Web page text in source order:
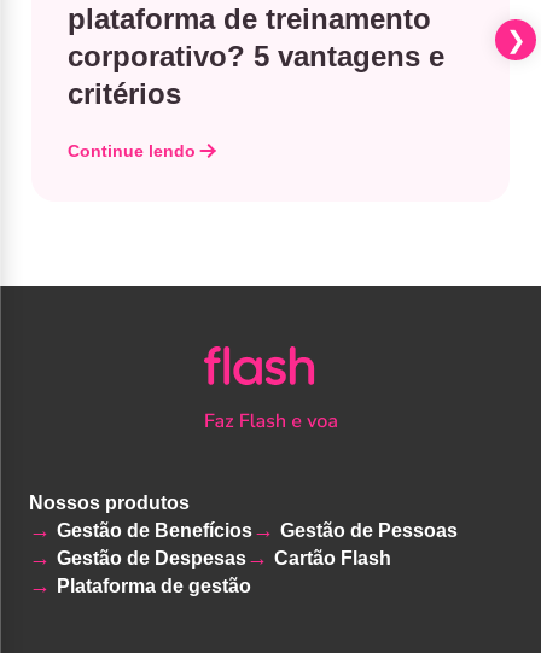
plataforma de treinamento
corporativo? 5 vantagens e
critérios
Continue lendo
Nossos produtos
Gestão de Benefícios
Gestão de Pessoas
Gestão de Despesas
Cartão Flash
Plataforma de gestão